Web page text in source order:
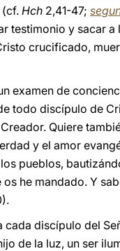
(cf. Hch 2,41-47;
testimonio y sacar a
crucificado,
examen de
todo discípulo de
Quiere
y el amor
pueblos,
he mandado. Y
discípulo del
de la luz, un ser